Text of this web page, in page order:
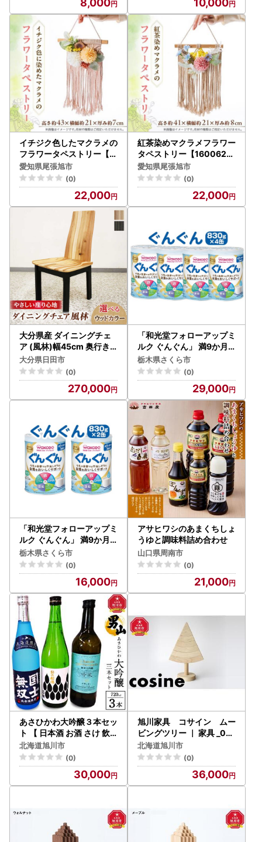
イチジク色したマクラメの
フラワータペストリー【1
603186】
愛知県尾張旭市
(0)
22,000
紅茶染めマクラメフラワー
タペストリー【1600620
】
愛知県尾張旭市
(0)
22,000
大分県産 ダイニングチェ
ア (風林)幅45cm 奥行き5
5cm 高さ90cm 座面高42
cm※選べるウッドカラー
日田市 おすすめ 国産 ダイ
ニングチェア [ARDD049]
大分県日田市
(0)
270,000
「和光堂フォローアップミ
ルク ぐんぐん」 満9か月
頃から3歳頃まで ベビーミ
ルク 鉄・カルシウム・DH
A配合 830g×4缶 ｜ 離乳
食 赤ちゃん 栄養サポート
栃木県さくら市
(0)
29,000
「和光堂フォローアップミ
ルク ぐんぐん」 満9か月
頃から3歳頃まで ベビーミ
ルク 鉄・カルシウム・DH
A配合 830g×2缶 ｜ 離乳
食 赤ちゃん 栄養サポート
栃木県さくら市
(0)
16,000
アサヒワシのあまくちしょ
うゆと調味料詰め合わせ
山口県周南市
(0)
21,000
あさひかわ大吟醸３本セッ
ト 【 日本酒 お酒 さけ 飲
み比べ お楽しみ 人気 ギフ
ト 旭川 旭川市 北海道 】_0
4289
北海道旭川市
(0)
30,000
旭川家具 コサイン ムー
ビングツリー ｜ 家具 _03
618
北海道旭川市
(0)
36,000